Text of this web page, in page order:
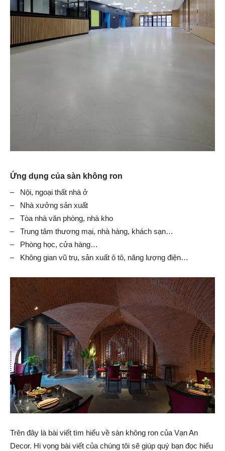
Ứng dụng của sàn không ron
– Nội, ngoại thất nhà ở
– Nhà xưởng sản xuất
– Tòa nhà văn phòng, nhà kho
– Trung tâm thương mại, nhà hàng, khách sạn…
– Phòng học, cửa hàng…
– Không gian vũ trụ, sản xuất ô tô, năng lượng điện…
Trên đây là bài viết tìm hiểu về sàn không ron của Vạn An
Decor. Hi vọng bài viết của chúng tôi sẽ giúp quý bạn đọc hiểu